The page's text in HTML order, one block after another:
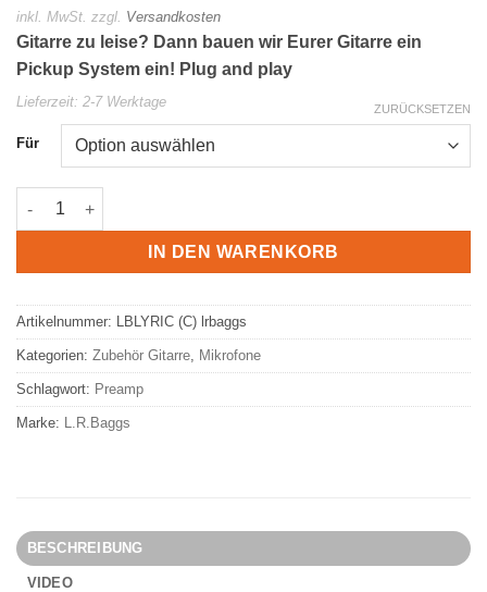
inkl. MwSt. zzgl. Versandkosten
Gitarre zu leise? Dann bauen wir Eurer Gitarre ein
Pickup System ein! Plug and play
Lieferzeit: 2-7 Werktage
Für
ZURÜCKSETZEN
L.R.BAGGS Lyric Akustikgitarren Mikrofon Menge
IN DEN WARENKORB
Artikelnummer: LBLYRIC (C) lrbaggs
Kategorien: Zubehör Gitarre, Mikrofone
Schlagwort: Preamp
Marke: L.R.Baggs
BESCHREIBUNG
VIDEO